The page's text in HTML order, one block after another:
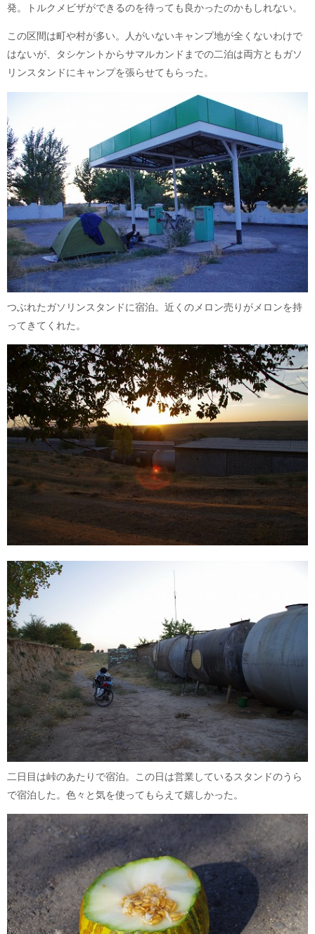
発。トルクメビザができるのを待っても良かったのかもしれない。
この区間は町や村が多い。人がいないキャンプ地が全くないわけで
はないが、タシケントからサマルカンドまでの二泊は両方ともガソ
リンスタンドにキャンプを張らせてもらった。
つぶれたガソリンスタンドに宿泊。近くのメロン売りがメロンを持
ってきてくれた。
二日目は峠のあたりで宿泊。この日は営業しているスタンドのうら
で宿泊した。色々と気を使ってもらえて嬉しかった。